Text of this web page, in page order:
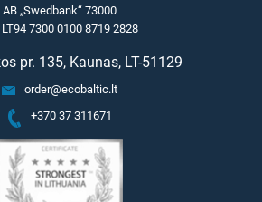
AB „Swedbank“ 73000
7300 0100 8719 2828
pr. 135, Kaunas, LT-51129
order@ecobaltic.lt
+370 37 311671